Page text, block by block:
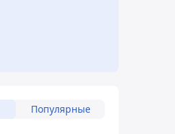
Популярные